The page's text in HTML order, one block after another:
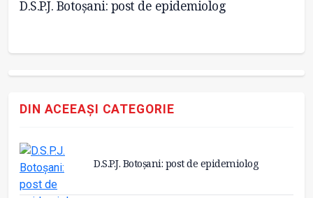
D.S.P.J. Botoșani: post de epidemiolog
DIN ACEEAȘI CATEGORIE
D.S.P.J. Botoșani: post de epidemiolog